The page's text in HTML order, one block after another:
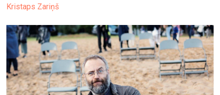
Kristaps Zariņš